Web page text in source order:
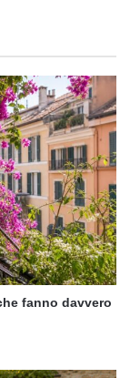
fanno davvero